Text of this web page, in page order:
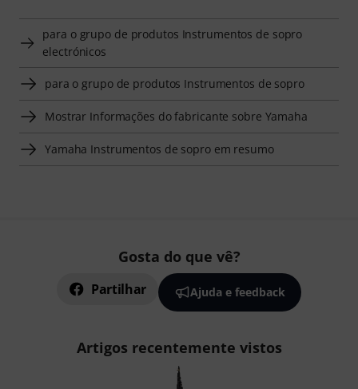
para o grupo de produtos Instrumentos de sopro
electrónicos
para o grupo de produtos Instrumentos de sopro
Mostrar Informações do fabricante sobre Yamaha
Yamaha Instrumentos de sopro em resumo
Gosta do que vê?
Partilhar Ajuda e feedback
Artigos recentemente vistos